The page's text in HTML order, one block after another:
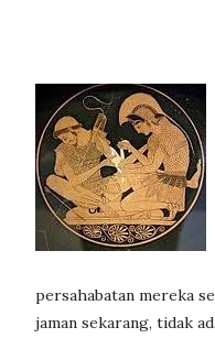
persahabatan mereka
jaman sekarang, tidak